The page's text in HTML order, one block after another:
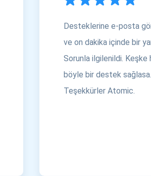
Desteklerine e-posta
ve on dakika içinde bir
Sorunla ilgilenildi. Keşke
böyle bir destek sağlasa.
Teşekkürler Atomic.